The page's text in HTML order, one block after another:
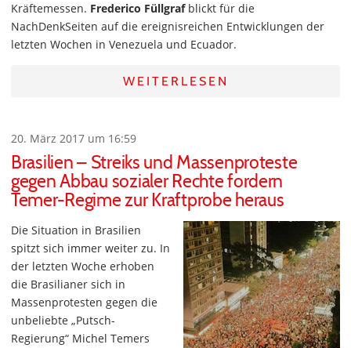
Kräftemessen. Frederico Füllgrafblickt für die
NachDenkSeiten auf die ereignisreichen Entwicklungen der
letzten Wochen in Venezuela und Ecuador.
WEITERLESEN
20. März 2017 um 16:59
Brasilien – Streiks und Massenproteste
gegen Abbau sozialer Rechte fordern
Temer-Regime zur Kraftprobe heraus
Die Situation in Brasilien
spitzt sich immer weiter zu. In
der letzten Woche erhoben
die Brasilianer sich in
Massenprotesten gegen die
unbeliebte „Putsch-
Regierung“ Michel Temers